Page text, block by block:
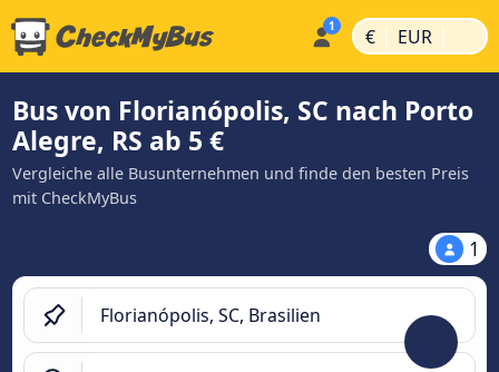
€ | EUR |
Bus von Florianópolis, SC nach Porto
Alegre, RS ab 5 €
Vergleiche alle Busunternehmen und finde den besten Preis
mit CheckMyBus
1